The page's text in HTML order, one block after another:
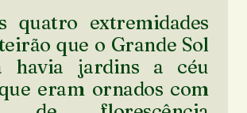
quatro extremidades
que o Grande Sol
havia jardins a céu
eram ornados com